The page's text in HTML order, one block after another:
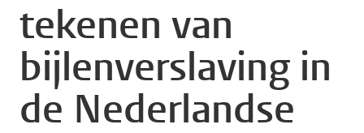
tekenen van
bijlenverslaving in
de Nederlandse